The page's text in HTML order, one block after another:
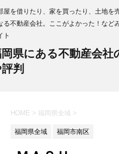
屋を借りたり、家を買ったり、土地を
る不動産会社。ここがよかった！など
ト
県にある不動産会社
判
HOME > 福岡県全域 >
福岡県全域 福岡市南区